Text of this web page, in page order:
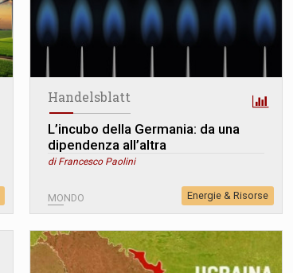
Handelsblatt
L’incubo della Germania: da una
dipendenza all’altra
di Francesco Paolini
MONDO Energie & Risorse